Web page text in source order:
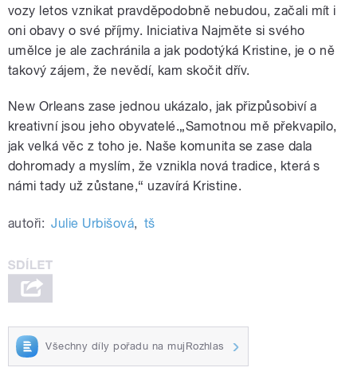
vozy letos vznikat pravděpodobně nebudou, začali mít i
oni obavy o své příjmy. Iniciativa Najměte si svého
umělce je ale zachránila a jak podotýká Kristine, je o ně
takový zájem, že nevědí, kam skočit dřív.
New Orleans zase jednou ukázalo, jak přizpůsobiví a
kreativní jsou jeho obyvatelé.„Samotnou mě překvapilo,
jak velká věc z toho je. Naše komunita se zase dala
dohromady a myslím, že vznikla nová tradice, která s
námi tady už zůstane,“ uzavírá Kristine.
autoři: Julie Urbišová, tš
Všechny díly pořadu na mujRozhlas